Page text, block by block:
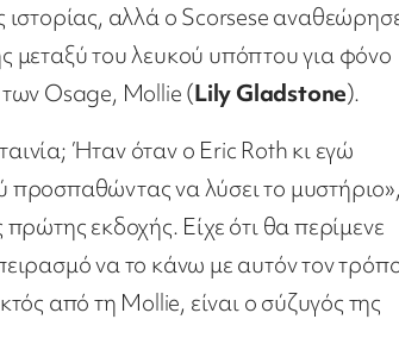
αλλά ο Scorsese
μεταξύ του λευκού υπόπτου για φόνο
Osage, Mollie (Lily Gladstone).
Ήταν όταν ο Eric Roth κι εγώ
να λύσει το
εκδοχής. Είχε ότι θα περίμενε
να το κάνω με αυτόν τον
από τη Mollie, είναι ο σύζυγός της